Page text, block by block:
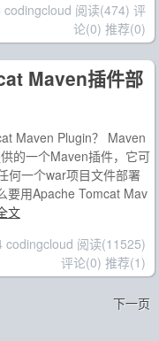
阅读(474) 评
论(0) 推荐(0)
Maven插件部
Maven Plugin？ Maven
的一个Maven插件，它可
何一个war项目文件部署
要用Apache Tomcat Mav
文
codingcloud 阅读(11525)
评论(0) 推荐(1)
下一页